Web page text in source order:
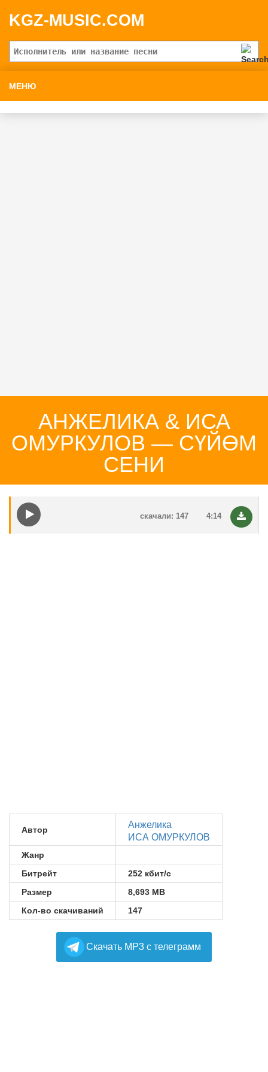
KGZ-MUSIC.COM
МЕНЮ
АНЖЕЛИКА & ИСА
ОМУРКУЛОВ — СҮЙӨМ
СЕНИ
4:14
скачали: 147
Автор
Анжелика
ИСА ОМУРКУЛОВ
Жанр
Битрейт
252 кбит/с
Размер
8,693 MB
Кол-во скачиваний
147
Cкачать MP3 с телеграмм